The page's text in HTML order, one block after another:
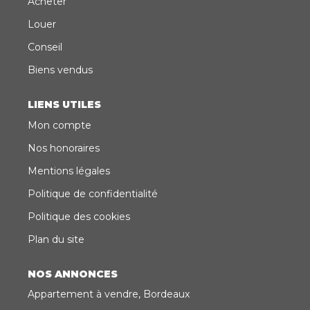
honoraires: 2 700 000€
Louer
Conseil
Biens vendus
LIENS UTILES
Mon compte
Nos honoraires
Mentions légales
Politique de confidentialité
Politique des cookies
Plan du site
NOS ANNONCES
Appartement à vendre, Bordeaux